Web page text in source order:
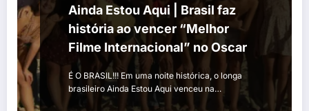
Ainda Estou Aqui | Brasil faz
história ao vencer “Melhor
Filme Internacional” no Oscar
É O BRASIL!!! Em uma noite histórica, o longa
brasileiro Ainda Estou Aqui venceu na…